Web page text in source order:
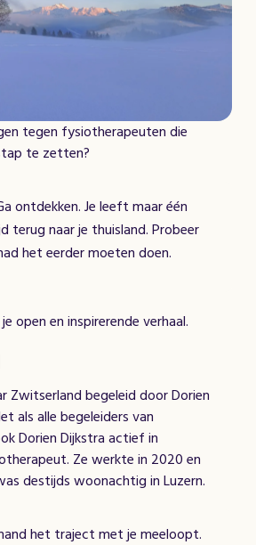
tegen fysiotherapeuten die
te zetten?
ontdekken. Je leeft maar één
terug naar je thuisland. Probeer
het eerder moeten doen.
open en inspirerende verhaal.
Zwitserland begeleid door Dorien
als alle begeleiders van
Dorien Dijkstra actief in
Ze werkte in 2020 en
destijds woonachtig in Luzern.
het traject met je meeloopt.